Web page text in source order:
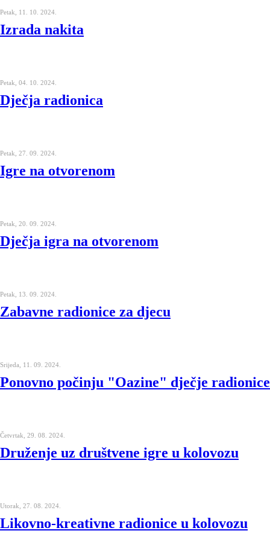
Petak, 11. 10. 2024.
Izrada nakita
Petak, 04. 10. 2024.
Dječja radionica
Petak, 27. 09. 2024.
Igre na otvorenom
Petak, 20. 09. 2024.
Dječja igra na otvorenom
Petak, 13. 09. 2024.
Zabavne radionice za djecu
Srijeda, 11. 09. 2024.
Ponovno počinju "Oazine" dječje radionice
Četvrtak, 29. 08. 2024.
Druženje uz društvene igre u kolovozu
Utorak, 27. 08. 2024.
Likovno-kreativne radionice u kolovozu